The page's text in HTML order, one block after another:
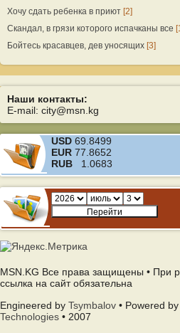
Хочу сдать ребенка в приют [2]
Скандал, в грязи которого испачканы все
Бойтесь красавцев, дев уносящих [3]
Наши контакты:
E-mail: city@msn.kg
USD 69.8499
EUR 77.8652
RUB 1.0683
MSN.KG Все права защищены • При
ссылка на сайт обязательна
Engineered by Tsymbalov • Powered
Technologies • 2007